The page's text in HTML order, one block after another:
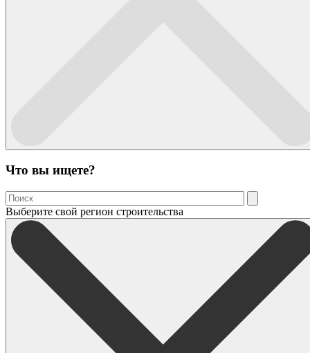
Что вы ищете?
Выберите свой регион строительства